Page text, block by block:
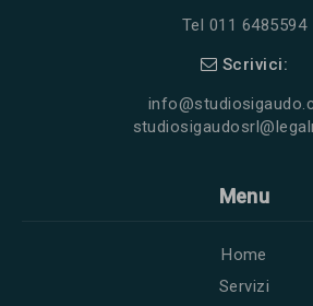
Tel 011 6485594
Scrivici:
Menu
Home
Servizi